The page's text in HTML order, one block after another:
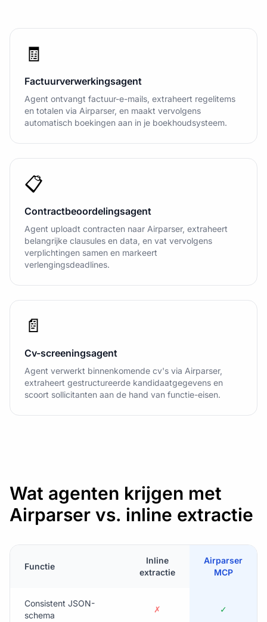
🧾
Factuurverwerkingsagent
Agent ontvangt factuur-e-mails, extraheert regelitems
en totalen via Airparser, en maakt vervolgens
automatisch boekingen aan in je boekhoudsysteem.
📋
Contractbeoordelingsagent
Agent uploadt contracten naar Airparser, extraheert
belangrijke clausules en data, en vat vervolgens
verplichtingen samen en markeert
verlengingsdeadlines.
📄
Cv-screeningsagent
Agent verwerkt binnenkomende cv's via Airparser,
extraheert gestructureerde kandidaatgegevens en
scoort sollicitanten aan de hand van functie-eisen.
Wat agenten krijgen met
Airparser vs. inline extractie
Functie
Inline
extractie
Airparser
MCP
Consistent JSON-
schema
✗ ✓